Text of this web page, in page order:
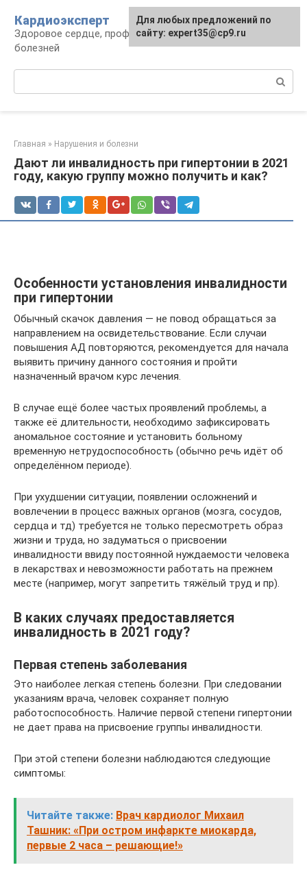
контенту
Кардиоэксперт
Здоровое сердце, профилактика и лечение
болезней
Главная » Нарушения и болезни
Дают ли инвалидность при гипертонии в 2021
году, какую группу можно получить и как?
Особенности установления инвалидности
при гипертонии
Обычный скачок давления — не повод обращаться за
направлением на освидетельствование. Если случаи
повышения АД повторяются, рекомендуется для начала
выявить причину данного состояния и пройти
назначенный врачом курс лечения.
В случае ещё более частых проявлений проблемы, а
также её длительности, необходимо зафиксировать
аномальное состояние и установить больному
временную нетрудоспособность (обычно речь идёт об
определённом периоде).
При ухудшении ситуации, появлении осложнений и
вовлечении в процесс важных органов (мозга, сосудов,
сердца и тд) требуется не только пересмотреть образ
жизни и труда, но задуматься о присвоении
инвалидности ввиду постоянной нуждаемости человека
в лекарствах и невозможности работать на прежнем
месте (например, могут запретить тяжёлый труд и пр).
В каких случаях предоставляется
инвалидность в 2021 году?
Первая степень заболевания
Это наиболее легкая степень болезни. При следовании
указаниям врача, человек сохраняет полную
работоспособность. Наличие первой степени гипертонии
не дает права на присвоение группы инвалидности.
При этой степени болезни наблюдаются следующие
симптомы:
Читайте также: Врач кардиолог Михаил
Ташник: «При остром инфаркте миокарда,
первые 2 часа – решающие!»
Для любых предложений по
сайту: expert35@cp9.ru